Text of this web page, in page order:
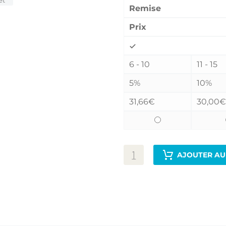
Remise
Prix
6 - 10
11 - 15
5%
10%
31,66€ 30,00€
AJOUTER